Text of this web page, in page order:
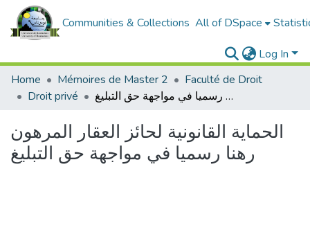
Communities & Collections All of DSpace
Log In
Home
Mémoires de Master 2
Faculté de Droit
Droit privé
الحماية القانونية لحائز العقار المرهون رهنا رسميا في مواجهة حق التبليغ
الحماية القانونية لحائز العقار المرهون
رهنا رسميا في مواجهة حق التبليغ